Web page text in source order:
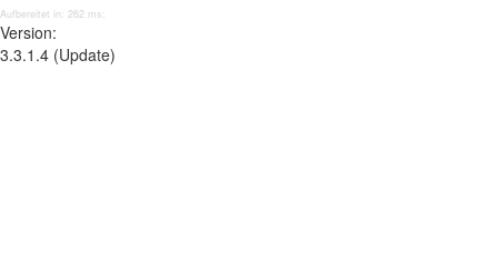
Aufbereitet in: 262 ms;
Version:
3.3.1.4 (Update)